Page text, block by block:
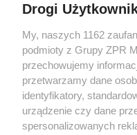
Żaden utwór zamieszczony w
rozpowszechniany lub dalej
tym także elektroniczny lub
eksploatacji w jakiejkolwiek
Internecie bez pisemnej zgody
wykorzystanie utworów w
tzn. bez właściwej zgody, jest
ścigane prawnie.
Drogi
My, naszych 1162
podmioty z Grupy ZPR
przechowujemy
przetwarzamy dane
identyfikatory,
urządzenie czy dane
spersonalizowanych